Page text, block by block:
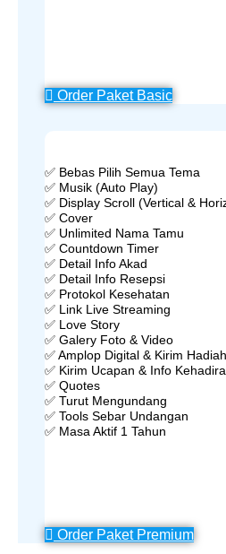
Order Paket Basic
✅ Bebas Pilih Semua Tema
✅ Musik (Auto Play)
✅ Display Scroll (Vertical &
✅ Cover
✅ Unlimited Nama Tamu
✅ Countdown Timer
✅ Detail Info Akad
✅ Detail Info Resepsi
✅ Protokol Kesehatan
✅ Link Live Streaming
✅ Love Story
✅ Galery Foto & Video
✅ Amplop Digital & Kirim
✅ Kirim Ucapan & Info
✅ Quotes
✅ Turut Mengundang
✅ Tools Sebar Undangan
✅ Masa Aktif 1 Tahun
Order Paket Premium